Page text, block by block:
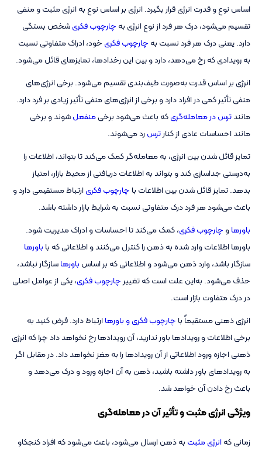
اساس نوع و قدرت انرژی قرار بگیرد. انرژی بر اساس نوع به انرژی مثبت و منفی
تقسیم می‌شود، درک هر فرد از نوع انرژی به چارچوب فکریشخص بستگی
دارد. یعنی درک هر فرد نسبت به چارچوب فکری خود، ادراک متفاوتی نسبت
به رویدادی که رخ می‌دهد، دارد و بین این رخدادها، تمایزهای قائل می‌شود.
انرژی بر اساس قدرت به‌صورت طیف‌بندی تقسیم می‌شود. برخی انرژی‌های
منفی تأثیر کمی در افراد دارد و برخی از انرژی‌های منفی تأثیر زیادی بر فرد دارد.
مانندترس در معامله‌گریکه باعث می‌شود برخیمنفعلشوند و برخی
مانند احساسات عادی از کنارترسرد می‌شوند.
تمایز قائل شدن بین انرژی، به معامله‌گر کمک می‌کند تا بتواند، اطلاعات را
به‌درستی جداسازی کند و بتواند به اطلاعات دریافتی از محیط بازار، امتیاز
بدهد. تمایز قائل شدن بین اطلاعات با چارچوب فکریارتباط مستقیمی دارد و
باعث می‌شود هر فرد درک متفاوتی نسبت به شرایط بازار داشته باشد.
باورهاو چارچوب فکری، کمک می‌کند تا احساسات و ادراک مدیریت شود.
باورها اطلاعات وارد شده به ذهن را کنترل می‌کنند و اطلاعاتی که با باورها
سازگار باشد، وارد ذهن می‌شود و اطلاعاتی که بر اساس باورهاسازگار نباشد،
حذف می‌شود. به‌این‌ علت است که تغییر چارچوب فکری، یکی از عوامل اصلی
در درک متفاوت بازار است.
انرژی ذهنی مستقیماً با چارچوب فکری و باورهاارتباط دارد. فرض کنید به
برخی اطلاعات و رویدادها باور ندارید، آن رویدادها رخ نخواهد داد چرا که انرژی
ذهنی اجازه ورود اطلاعاتی از آن رویدادها را به مغز نخواهد داد. در مقابل اگر
به رویدادهای باور داشته باشید، ذهن به آن اجازه ورود و درک می‌دهد و
باعث رخ دادن آن خواهد شد.
ویژگی انرژی مثبت و تأثیر آن در معامله‌گری
زمانی کهانرژی مثبت به ذهن ارسال می‌شود، باعث می‌شود که افراد کنجکاو